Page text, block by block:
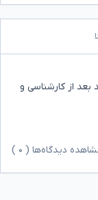
از کارشناسی و
دیدگاه‌ها ( ۰